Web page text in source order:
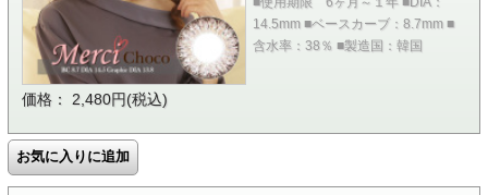
14.5mm ■ベースカーブ：8.7mm ■
含水率：38％ ■製造国：韓国
価格： 2,480円(税込)